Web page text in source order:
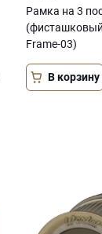
Рамка на 3
Frame-03)
В корзину